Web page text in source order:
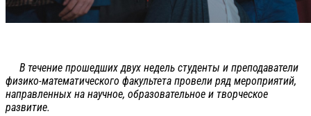
В течение прошедших двух недель студенты и преподаватели
физико-математического факультета провели ряд мероприятий,
направленных на научное, образовательное и творческое
развитие.